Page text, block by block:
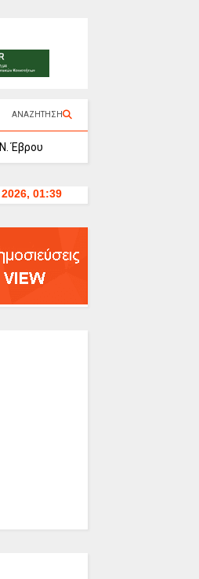
ΑΝΑΖΗΤΗΣΗ
Ν. Έβρου